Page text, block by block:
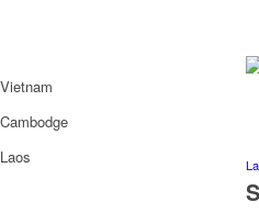
Vietnam
Cambodge
Laos